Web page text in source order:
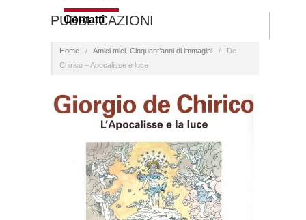
Contatti
PUBBLICAZIONI
Home / Amici miei. Cinquant’anni di immagini /
De
Chirico – Apocalisse e luce